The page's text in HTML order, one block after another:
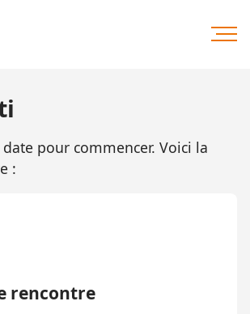
date pour commencer. Voici la
:
rencontre